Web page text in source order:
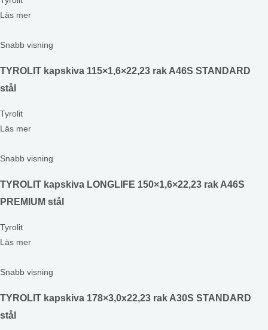
Läs mer
Snabb visning
TYROLIT kapskiva 115×1,6×22,23 rak A46S STANDARD
stål
Tyrolit
Läs mer
Snabb visning
TYROLIT kapskiva LONGLIFE 150×1,6×22,23 rak A46S
PREMIUM stål
Tyrolit
Läs mer
Snabb visning
TYROLIT kapskiva 178×3,0x22,23 rak A30S STANDARD
stål